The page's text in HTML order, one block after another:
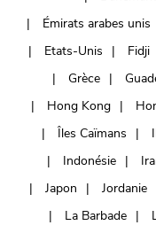
Émirats arabes unis
Etats-Unis
Fidji
Grèce
Hong Kong
Îles Caïmans
Indonésie
Japon
Jordanie
La Barbade